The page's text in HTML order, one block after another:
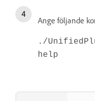
Ange följande
./
help